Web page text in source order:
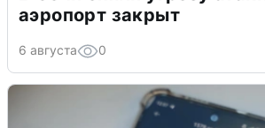
аэропорт закрыт
6 августа 0